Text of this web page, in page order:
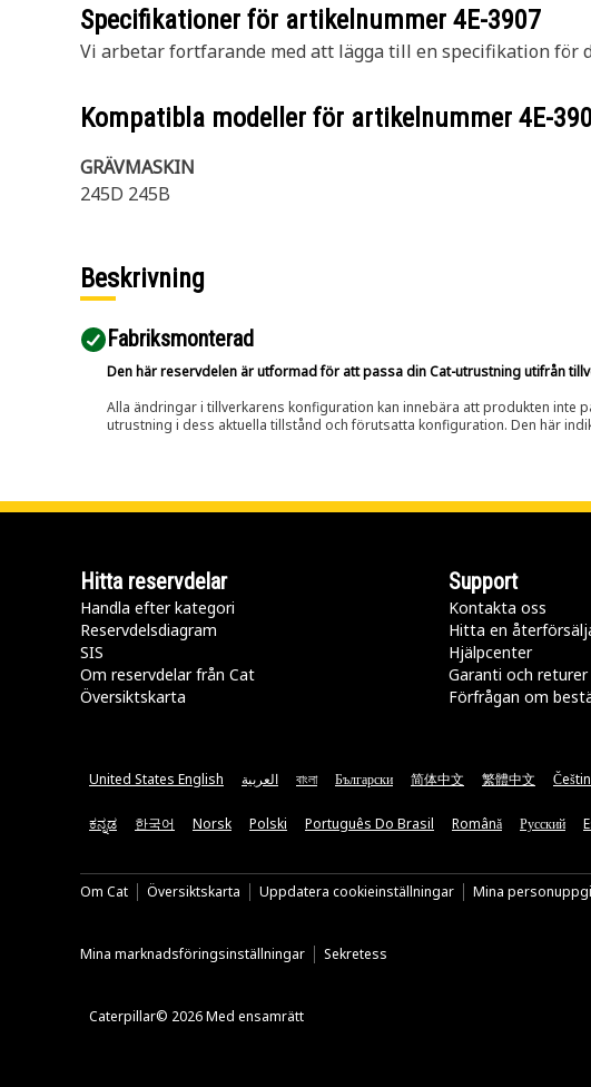
Specifikationer för artikelnummer 4E-3907
Vi arbetar fortfarande med att lägga till en specifikation för
Kompatibla modeller för artikelnummer 4E-
GRÄVMASKIN
245D 245B
Beskrivning
Fabriksmonterad
Den här reservdelen är utformad för att passa din Cat-utrustning utifrån
Alla ändringar i tillverkarens konfiguration kan innebära att produkten inte
utrustning i dess aktuella tillstånd och förutsatta konfiguration. Den här
Hitta reservdelar
Handla efter kategori
Reservdelsdiagram
SIS
Om reservdelar från Cat
Översiktskarta
Support
Kontakta oss
Hitta en
Hjälpcenter
Garanti och returer
Förfrågan om
United States English العربية বাংলা Български 简体中文 繁體中文
ಕನ್ನಡ 한국어 Norsk Polski Português Do Brasil Română Русский
Om Cat Översiktskarta Uppdatera cookieinställningar Mina
Mina marknadsföringsinställningar Sekretess
Caterpillar© 2026 Med ensamrätt